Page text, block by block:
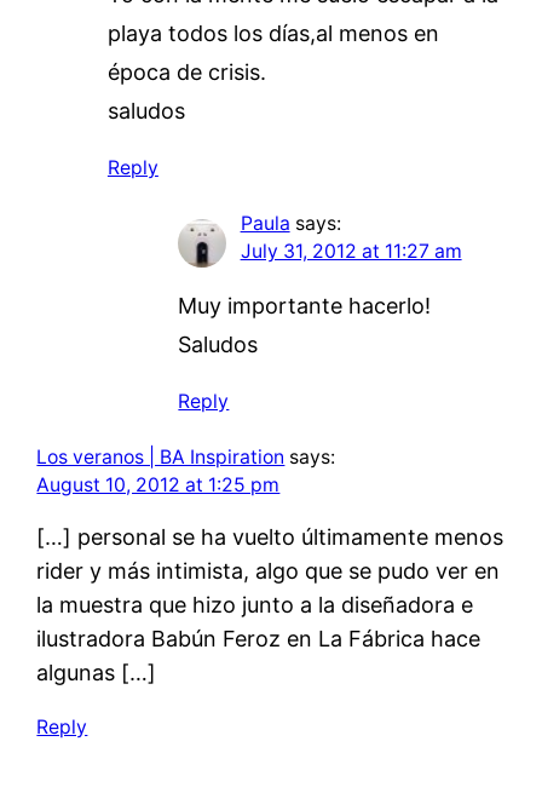
playa todos los días,al menos en
época de crisis.
saludos
Reply
Paula says:
July 31, 2012 at 11:27 am
Muy importante hacerlo!
Saludos
Reply
Los veranos | BA Inspiration says:
August 10, 2012 at 1:25 pm
[…] personal se ha vuelto últimamente menos
rider y más intimista, algo que se pudo ver en
la muestra que hizo junto a la diseñadora e
ilustradora Babún Feroz en La Fábrica hace
algunas […]
Reply